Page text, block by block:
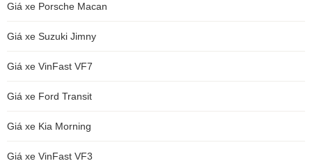
Giá xe Porsche Macan
Giá xe Suzuki Jimny
Giá xe VinFast VF7
Giá xe Ford Transit
Giá xe Kia Morning
Giá xe VinFast VF3